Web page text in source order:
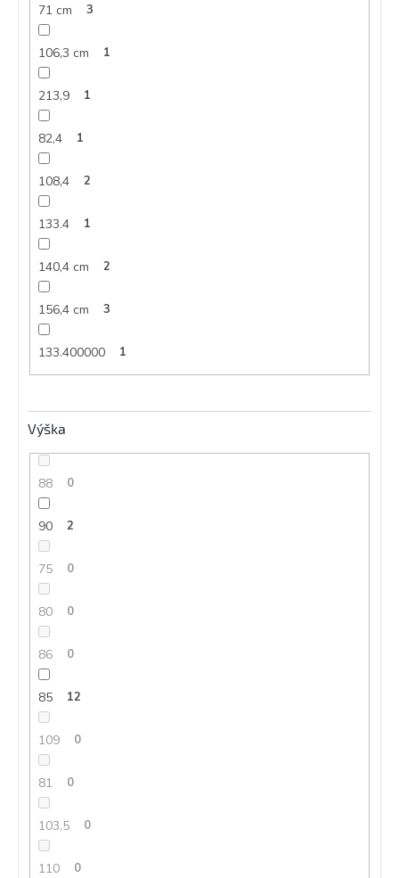
71 cm 3
106,3 cm 1
213,9 1
82,4 1
108,4 2
133.4 1
140,4 cm 2
156,4 cm 3
133.400000 1
Výška
88 0
90 2
75 0
80 0
86 0
85 12
109 0
81 0
103,5 0
110 0